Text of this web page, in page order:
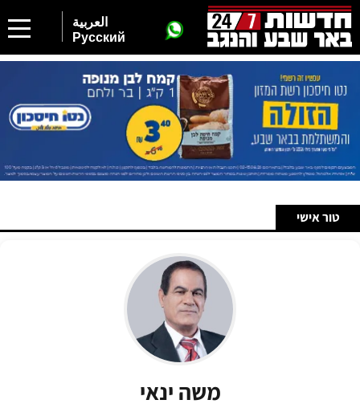
العربية
Русский
טור אישי
משה ינאי
2